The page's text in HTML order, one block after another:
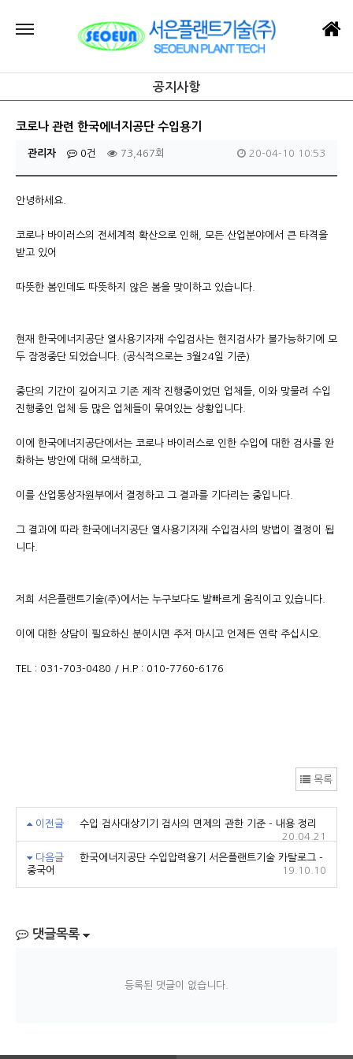
공지사항
코로나 관련 한국에너지공단 수입용기
관리자 0건 73,467회 20-04-10 10:53
안녕하세요.
코로나 바이러스의 전세계적 확산으로 인해, 모든 산업분야에서 큰 타격을
받고 있어
따뜻한 봄인데도 따뜻하지 않은 봄을 맞이하고 있습니다.
현재 한국에너지공단 열사용기자재 수입검사는 현지검사가 불가능하기에 모
두 잠정중단 되었습니다. (공식적으로는 3월24일 기준)
중단의 기간이 길어지고 기존 제작 진행중이었던 업체들, 이와 맞물려 수입
진행중인 업체 등 많은 업체들이 묶여있는 상황입니다.
이에 한국에너지공단에서는 코로나 바이러스로 인한 수입에 대한 검사를 완
화하는 방안에 대해 모색하고,
이를 산업통상자원부에서 결정하고 그 결과를 기다리는 중입니다.
그 결과에 따라 한국에너지공단 열사용기자재 수입검사의 방법이 결정이 됩
니다.
저희 서은플랜트기술(주)에서는 누구보다도 발빠르게 움직이고 있습니다.
이에 대한 상담이 필요하신 분이시면 주저 마시고 언제든 연락 주십시오.
TEL : 031-703-0480 / H.P : 010-7760-6176
목록
이전글
수입 검사대상기기 검사의 면제의 관한 기준 - 내용 정리
20.04.21
다음글
한국에너지공단 수입압력용기 서은플랜트기술 카탈로그 -
중국어
19.10.10
댓글목록
등록된 댓글이 없습니다.